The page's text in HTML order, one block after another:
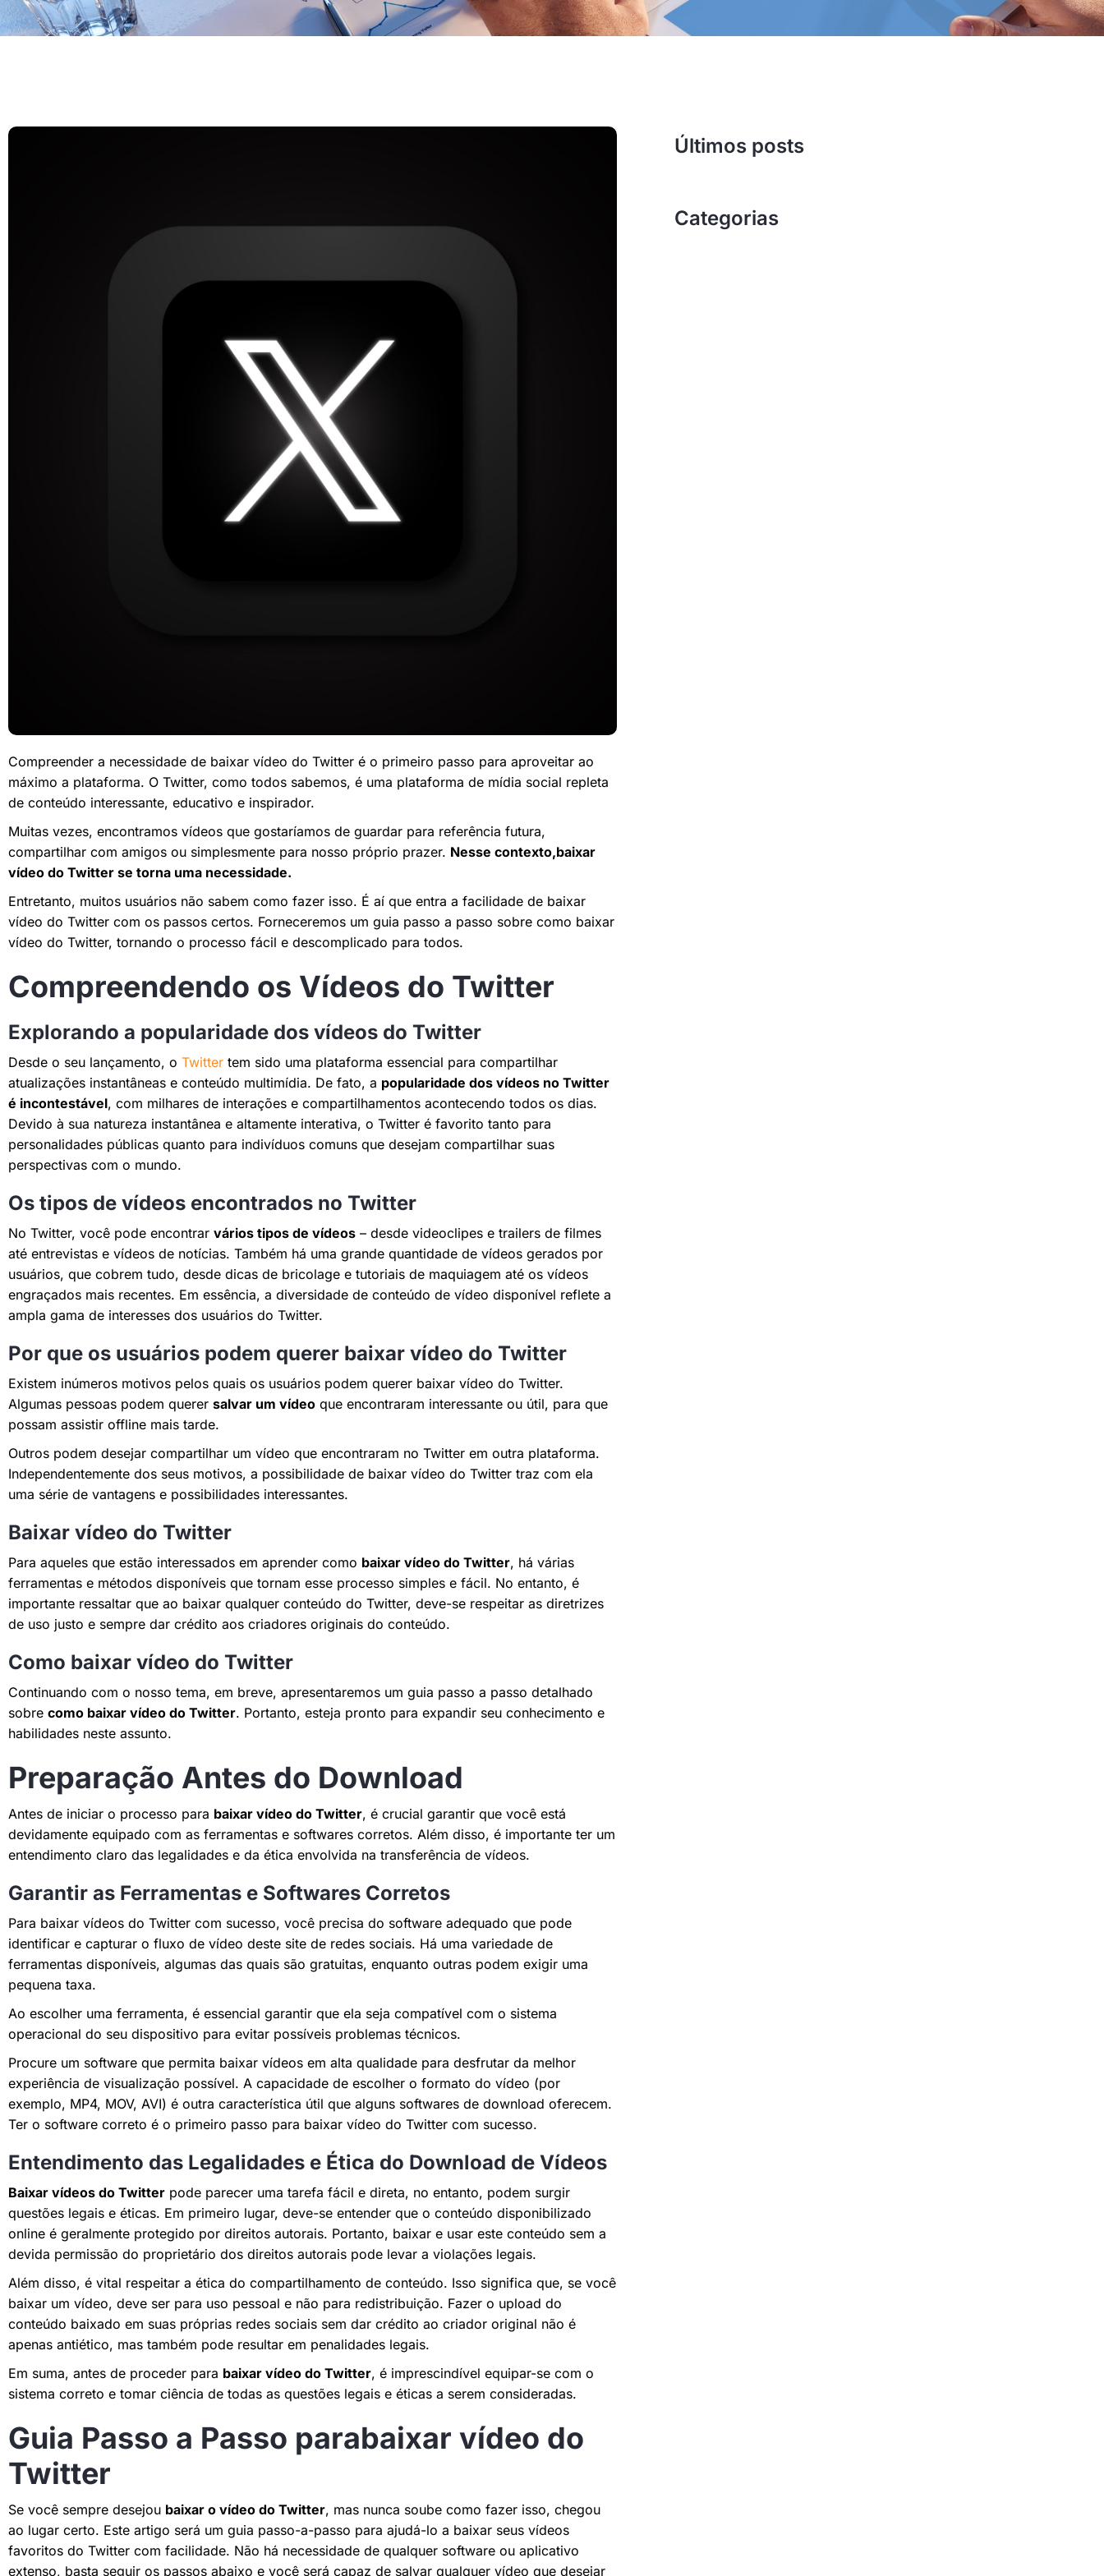
Compreender a necessidade de baixar vídeo do Twitter é o primeiro passo para aproveitar ao
máximo a plataforma. O Twitter, como todos sabemos, é uma plataforma de mídia social repleta
de conteúdo interessante, educativo e inspirador.
Muitas vezes, encontramos vídeos que gostaríamos de guardar para referência futura,
compartilhar com amigos ou simplesmente para nosso próprio prazer. Nesse contexto,baixar
vídeo do Twitter se torna uma necessidade.
Entretanto, muitos usuários não sabem como fazer isso. É aí que entra a facilidade de baixar
vídeo do Twitter com os passos certos. Forneceremos um guia passo a passo sobre como baixar
vídeo do Twitter, tornando o processo fácil e descomplicado para todos.
Compreendendo os Vídeos do Twitter
Explorando a popularidade dos vídeos do Twitter
Desde o seu lançamento, o Twitter tem sido uma plataforma essencial para compartilhar
atualizações instantâneas e conteúdo multimídia. De fato, a popularidade dos vídeos no Twitter
é incontestável, com milhares de interações e compartilhamentos acontecendo todos os dias.
Devido à sua natureza instantânea e altamente interativa, o Twitter é favorito tanto para
personalidades públicas quanto para indivíduos comuns que desejam compartilhar suas
perspectivas com o mundo.
Os tipos de vídeos encontrados no Twitter
No Twitter, você pode encontrar vários tipos de vídeos – desde videoclipes e trailers de filmes
até entrevistas e vídeos de notícias. Também há uma grande quantidade de vídeos gerados por
usuários, que cobrem tudo, desde dicas de bricolage e tutoriais de maquiagem até os vídeos
engraçados mais recentes. Em essência, a diversidade de conteúdo de vídeo disponível reflete a
ampla gama de interesses dos usuários do Twitter.
Por que os usuários podem querer baixar vídeo do Twitter
Existem inúmeros motivos pelos quais os usuários podem querer baixar vídeo do Twitter.
Algumas pessoas podem querer salvar um vídeo que encontraram interessante ou útil, para que
possam assistir offline mais tarde.
Outros podem desejar compartilhar um vídeo que encontraram no Twitter em outra plataforma.
Independentemente dos seus motivos, a possibilidade de baixar vídeo do Twitter traz com ela
uma série de vantagens e possibilidades interessantes.
Baixar vídeo do Twitter
Para aqueles que estão interessados em aprender como baixar vídeo do Twitter, há várias
ferramentas e métodos disponíveis que tornam esse processo simples e fácil. No entanto, é
importante ressaltar que ao baixar qualquer conteúdo do Twitter, deve-se respeitar as diretrizes
de uso justo e sempre dar crédito aos criadores originais do conteúdo.
Como baixar vídeo do Twitter
Continuando com o nosso tema, em breve, apresentaremos um guia passo a passo detalhado
sobre como baixar vídeo do Twitter. Portanto, esteja pronto para expandir seu conhecimento e
habilidades neste assunto.
Preparação Antes do Download
Antes de iniciar o processo para baixar vídeo do Twitter, é crucial garantir que você está
devidamente equipado com as ferramentas e softwares corretos. Além disso, é importante ter um
entendimento claro das legalidades e da ética envolvida na transferência de vídeos.
Garantir as Ferramentas e Softwares Corretos
Para baixar vídeos do Twitter com sucesso, você precisa do software adequado que pode
identificar e capturar o fluxo de vídeo deste site de redes sociais. Há uma variedade de
ferramentas disponíveis, algumas das quais são gratuitas, enquanto outras podem exigir uma
pequena taxa.
Ao escolher uma ferramenta, é essencial garantir que ela seja compatível com o sistema
operacional do seu dispositivo para evitar possíveis problemas técnicos.
Procure um software que permita baixar vídeos em alta qualidade para desfrutar da melhor
experiência de visualização possível. A capacidade de escolher o formato do vídeo (por
exemplo, MP4, MOV, AVI) é outra característica útil que alguns softwares de download oferecem.
Ter o software correto é o primeiro passo para baixar vídeo do Twitter com sucesso.
Entendimento das Legalidades e Ética do Download de Vídeos
Baixar vídeos do Twitter pode parecer uma tarefa fácil e direta, no entanto, podem surgir
questões legais e éticas. Em primeiro lugar, deve-se entender que o conteúdo disponibilizado
online é geralmente protegido por direitos autorais. Portanto, baixar e usar este conteúdo sem a
devida permissão do proprietário dos direitos autorais pode levar a violações legais.
Além disso, é vital respeitar a ética do compartilhamento de conteúdo. Isso significa que, se você
baixar um vídeo, deve ser para uso pessoal e não para redistribuição. Fazer o upload do
conteúdo baixado em suas próprias redes sociais sem dar crédito ao criador original não é
apenas antiético, mas também pode resultar em penalidades legais.
Em suma, antes de proceder para baixar vídeo do Twitter, é imprescindível equipar-se com o
sistema correto e tomar ciência de todas as questões legais e éticas a serem consideradas.
Guia Passo a Passo parabaixar vídeo do
Twitter
Se você sempre desejou baixar o vídeo do Twitter, mas nunca soube como fazer isso, chegou
ao lugar certo. Este artigo será um guia passo-a-passo para ajudá-lo a baixar seus vídeos
favoritos do Twitter com facilidade. Não há necessidade de qualquer software ou aplicativo
extenso, basta seguir os passos abaixo e você será capaz de salvar qualquer vídeo que desejar
Últimos posts
Categorias